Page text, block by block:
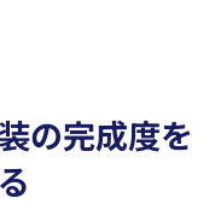
の完成度を